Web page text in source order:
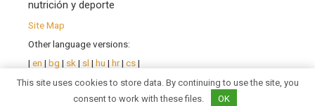
nutrición y deporte
Site Map
Other language versions:
| en | bg | sk| sl | hu | hr| cs|
es|it|
This site uses cookies to store data. By continuing to use the site, you
consent to work with these files.
OK